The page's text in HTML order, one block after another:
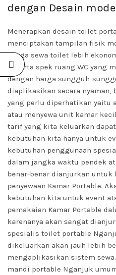
dengan Desain
Menerapkan desain toilet
menciptakan tampilan fisik
Harga sewa toilet lebih
beserta spek ruang WC yang
dengan harga sungguh-
diaplikasikan secara nyaman,
yang perlu diperhatikan yaitu
atau menyewa unit kamar
tarif yang kita keluarkan
kebutuhan kita hanya untuk
kebutuhan penggunaan
dalam jangka waktu pendek
benar-benar dianjurkan
penyewaan Kamar Portable.
kebutuhan kita untuk event
pemakaian Kamar Portable
karenanya akan sangat
spesialis toilet portable
dikeluarkan akan jauh lebih
mengaplikasikan sistem
mandi portable Nganjuk